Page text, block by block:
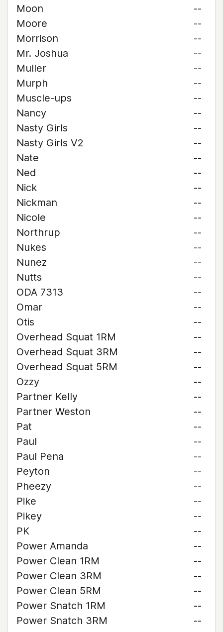
Moon
--
Moore
--
Morrison
--
Mr. Joshua
--
Muller
--
Murph
--
Muscle-ups
--
Nancy
--
Nasty Girls
--
Nasty Girls V2
--
Nate
--
Ned
--
Nick
--
Nickman
--
Nicole
--
Northrup
--
Nukes
--
Nunez
--
Nutts
--
ODA 7313
--
Omar
--
Otis
--
Overhead Squat 1RM
--
Overhead Squat 3RM
--
Overhead Squat 5RM
--
Ozzy
--
Partner Kelly
--
Partner Weston
--
Pat
--
Paul
--
Paul Pena
--
Peyton
--
Pheezy
--
Pike
--
Pikey
--
PK
--
Power Amanda
--
Power Clean 1RM
--
Power Clean 3RM
--
Power Clean 5RM
--
Power Snatch 1RM
--
Power Snatch 3RM
--